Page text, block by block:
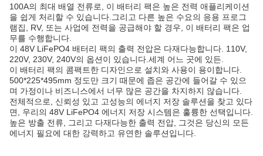
100A의 최대 배열 전류로, 이 배터리 팩은 높은 전력 애플리케이션
을 쉽게 처리할 수 있습니다.그리고 다른 높은 수요의 응용 프로그
램집, RV, 또는 사업에 전력을 공급해야 할 경우, 이 배터리 팩은 업
무를 수행합니다.
이 48V LiFePO4 배터리 팩의 출력 전압은 다재다능합니다. 110V,
220V, 230V, 240V의 옵션이 있습니다.세계 어느 곳에 있든.
이 배터리 팩의 콤팩트한 디자인으로 설치와 사용이 용이합니다.
500*225*495mm 정도만 크기 때문에 좁은 공간에 들어갈 수 있으
며 가정이나 비즈니스에서 너무 많은 공간을 차지하지 않습니다.
전체적으로, 신뢰성 있고 고성능의 에너지 저장 솔루션을 찾고 있다
면, 우리의 48V LiFePO4 에너지 저장 시스템은 훌륭한 선택입니다.
높은 방출 전류, 그리고 다재다능한 출력 전압, 그것은 당신의 모든
에너지 필요에 대한 강력하고 유연한 솔루션입니다.